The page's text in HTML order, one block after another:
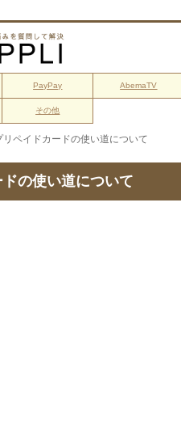
PayPay AbemaTV
その他
リペイドカードの使い道について
の使い道について